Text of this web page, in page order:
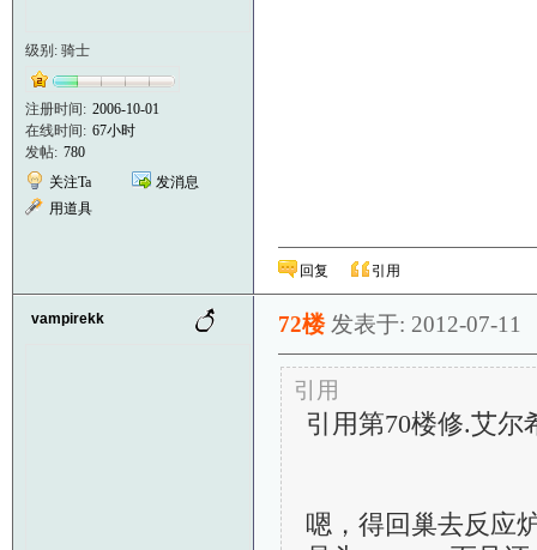
级别: 骑士
注册时间: 2006-10-01
在线时间: 67小时
发帖: 780
关注Ta
发消息
用道具
回复 引用
vampirekk 72楼 发表于: 2012-07-11
引用
引用第70楼修.艾尔
嗯，得回巢去反应